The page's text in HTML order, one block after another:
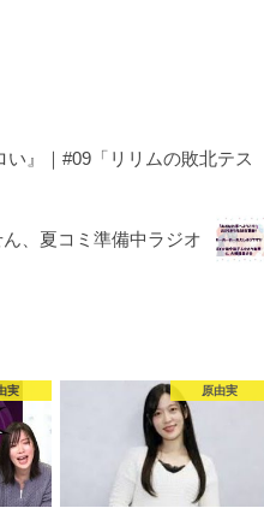
い』｜#09「リリムの敗北テス
、夏コミ準備中ラジオ
実 原由実